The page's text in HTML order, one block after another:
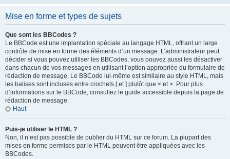
Mise en forme et types de sujets
Que sont les BBCodes ?
Le BBCode est une implantation spéciale au langage HTML, offrant un large
contrôle de mise en forme des éléments d’un message. L’administrateur peut
décider si vous pouvez utiliser les BBCodes, vous pouvez aussi les désactiver
dans chacun de vos messages en utilisant l’option appropriée du formulaire de
rédaction de message. Le BBCode lui-même est similaire au style HTML, mais
les balises sont incluses entre crochets [ et ] plutôt que < et >. Pour plus
d’informations sur le BBCode, consultez le guide accessible depuis la page de
rédaction de message.
Haut
Puis-je utiliser le HTML ?
Non, il n’est pas possible de publier du HTML sur ce forum. La plupart des
mises en forme permises par le HTML peuvent être appliquées avec les
BBCodes.